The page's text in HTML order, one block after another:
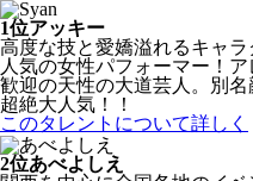
1位アッキー
高度な技と愛嬌溢れるキャ
人気の女性パフォーマー！
歓迎の天性の大道芸人。別
超絶大人気！！
このタレントについて詳しく
2位あべよしえ